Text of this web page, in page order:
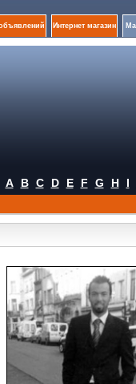
Интернет магазин
A B C D E F G H I